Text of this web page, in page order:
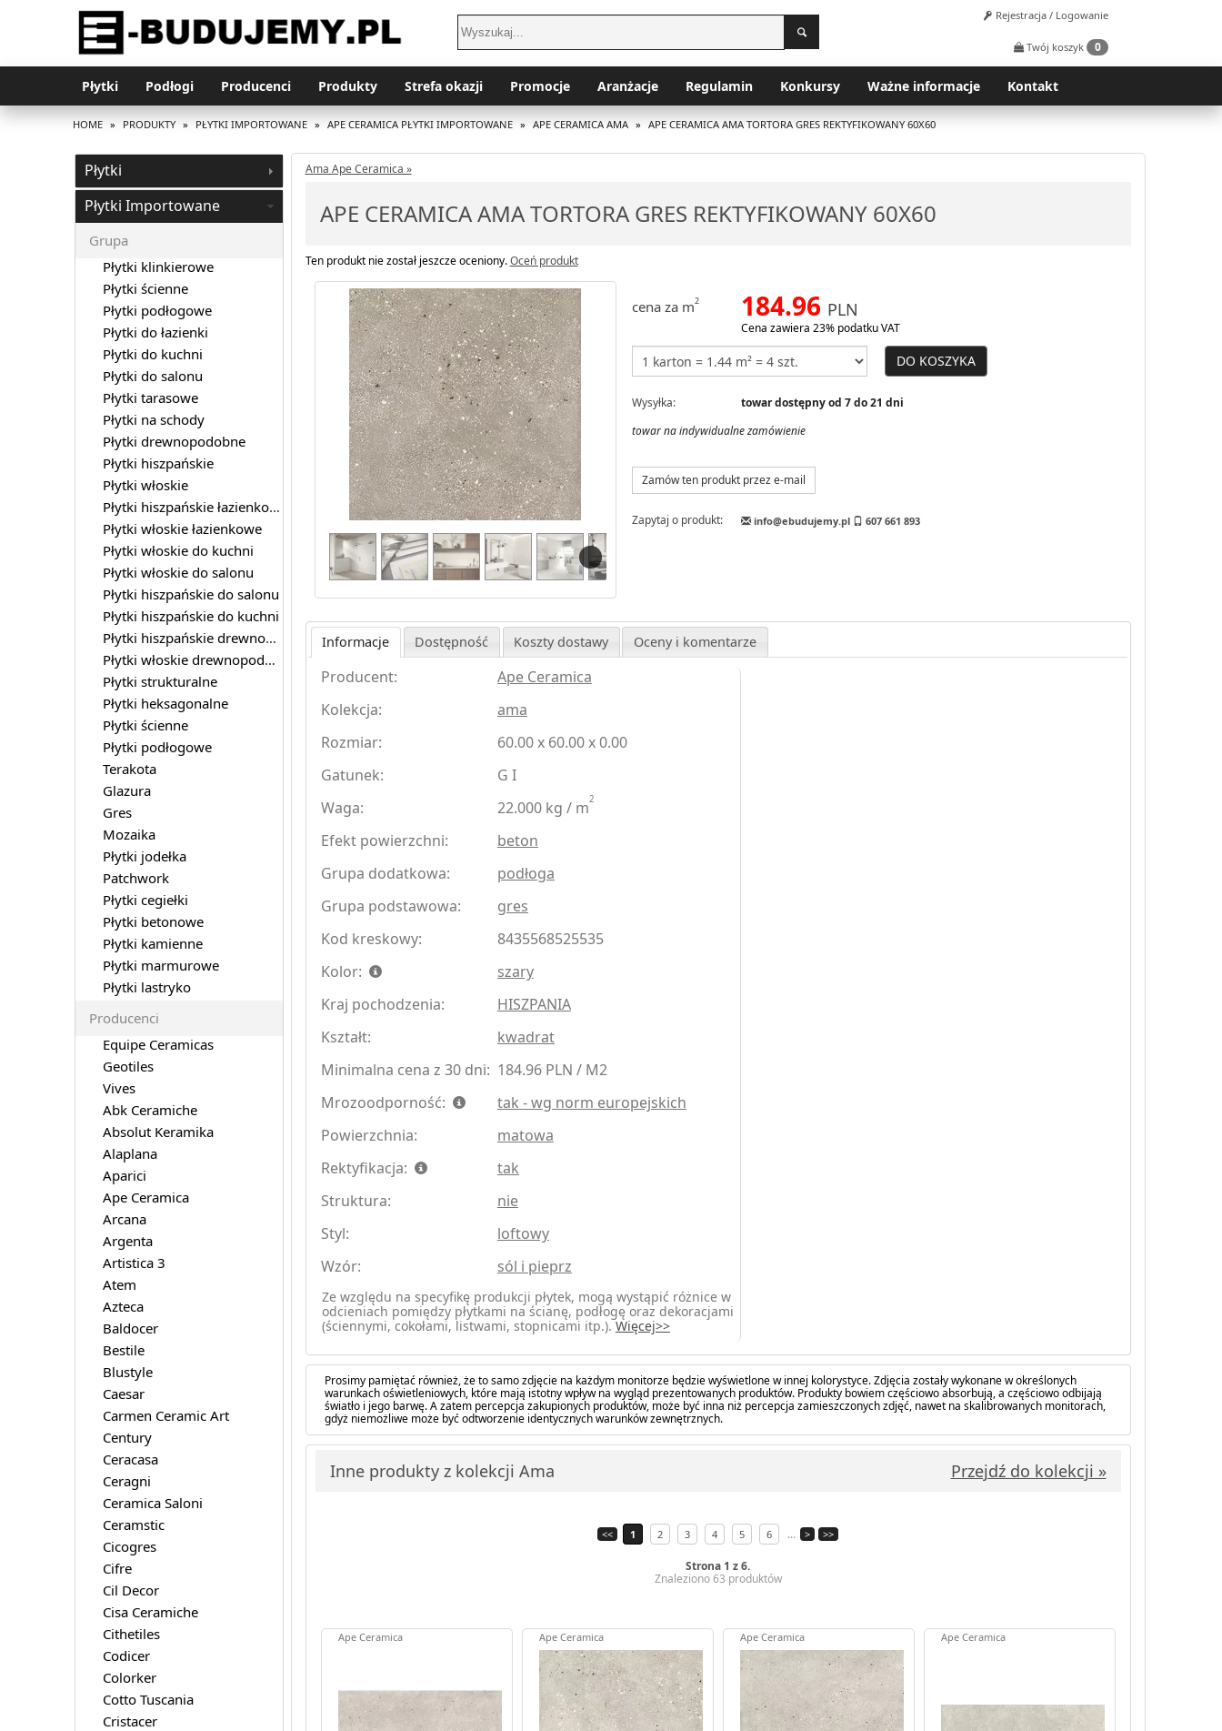
Rejestracja / Logowanie
Twój koszyk 0
Płytki Podłogi Producenci Produkty Strefa okazji Promocje Aranżacje Regulamin Konkursy Ważne informacje Kontakt
HOME » PRODUKTY » PŁYTKI IMPORTOWANE » APE CERAMICA PŁYTKI IMPORTOWANE » APE CERAMICA AMA » APE CERAMICA AMA TORTORA GRES REKTYFIKOWANY 60X60
Ama Ape Ceramica »
APE CERAMICA AMA TORTORA GRES REKTYFIKOWANY 60X60
Ten produkt nie został jeszcze oceniony.Oceń produkt
cena za m2 184.96 PLN
Cena zawiera 23% podatku VAT
DO KOSZYKA
Wysyłka:
towar dostępny od 7 do 21 dni
towar na indywidualne zamówienie
Zamów ten produkt przez e-mail
Zapytaj o produkt: info@ebudujemy.pl 607 661 893
Informacje Dostępność Koszty dostawy Oceny i komentarze
Producent:
Ape Ceramica
Kolekcja:
ama
Rozmiar:
60.00 x 60.00 x 0.00
Gatunek:
G I
Waga:
22.000 kg / m2
Efekt powierzchni:
beton
Grupa dodatkowa:
podłoga
Grupa podstawowa:
gres
Kod kreskowy:
8435568525535
Kolor:
szary
Kraj pochodzenia:
HISZPANIA
Kształt:
kwadrat
Minimalna cena z 30 dni: 184.96 PLN / M2
Mrozoodporność:
tak - wg norm europejskich
Powierzchnia:
matowa
Rektyfikacja:
tak
Struktura:
nie
Styl:
loftowy
Wzór:
sól i pieprz
Ze względu na specyfikę produkcji płytek, mogą wystąpić różnice w
odcieniach pomiędzy płytkami na ścianę, podłogę oraz dekoracjami
(ściennymi, cokołami, listwami, stopnicami itp.). Więcej>>
Prosimy pamiętać również, że to samo zdjęcie na każdym monitorze będzie wyświetlone w innej kolorystyce. Zdjęcia zostały wykonane w określonych
warunkach oświetleniowych, które mają istotny wpływ na wygląd prezentowanych produktów. Produkty bowiem częściowo absorbują, a częściowo odbijają
światło i jego barwę. A zatem percepcja zakupionych produktów, może być inna niż percepcja zamieszczonych zdjęć, nawet na skalibrowanych monitorach,
gdyż niemożliwe może być odtworzenie identycznych warunków zewnętrznych.
Inne produkty z kolekcji Ama Przejdź do kolekcji »
<< 1 2 3 4 5 6 ... > >>
Strona 1 z 6.
Znaleziono 63 produktów
Ape Ceramica Ape Ceramica Ape Ceramica Ape Ceramica
Płytki
Płytki Importowane
Grupa
Płytki klinkierowe
Płytki ścienne
Płytki podłogowe
Płytki do łazienki
Płytki do kuchni
Płytki do salonu
Płytki tarasowe
Płytki na schody
Płytki drewnopodobne
Płytki hiszpańskie
Płytki włoskie
Płytki hiszpańskie łazienkowe
Płytki włoskie łazienkowe
Płytki włoskie do kuchni
Płytki włoskie do salonu
Płytki hiszpańskie do salonu
Płytki hiszpańskie do kuchni
Płytki hiszpańskie drewnopodobne
Płytki włoskie drewnopodobne
Płytki strukturalne
Płytki heksagonalne
Płytki ścienne
Płytki podłogowe
Terakota
Glazura
Gres
Mozaika
Płytki jodełka
Patchwork
Płytki cegiełki
Płytki betonowe
Płytki kamienne
Płytki marmurowe
Płytki lastryko
Producenci
Equipe Ceramicas
Geotiles
Vives
Abk Ceramiche
Absolut Keramika
Alaplana
Aparici
Ape Ceramica
Arcana
Argenta
Artistica 3
Atem
Azteca
Baldocer
Bestile
Blustyle
Caesar
Carmen Ceramic Art
Century
Ceracasa
Ceragni
Ceramica Saloni
Ceramstic
Cicogres
Cifre
Cil Decor
Cisa Ceramiche
Cithetiles
Codicer
Colorker
Cotto Tuscania
Cristacer